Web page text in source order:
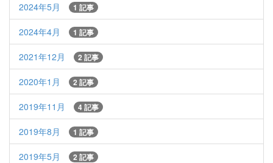
2024年5月 1 記事
2024年4月 1 記事
2021年12月 2 記事
2020年1月 2 記事
2019年11月 4 記事
2019年8月 1 記事
2019年5月 2 記事